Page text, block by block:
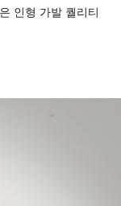
인형 가발 퀄리티